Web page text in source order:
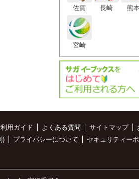
佐賀 長崎 熊
宮崎
用ガイド よくある質問 サイトマップ
) プライバシーについて
セキュリティー